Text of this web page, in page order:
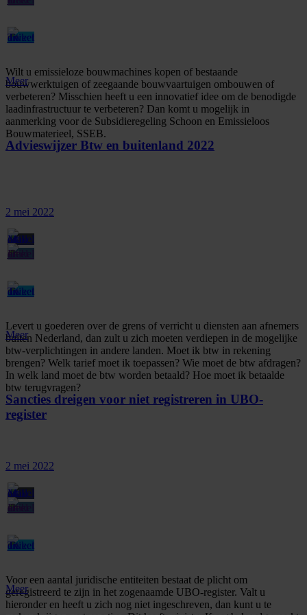
Wilt u emissieloze bouwmachines kopen of bestaande
bouwwerktuigen of zeegaande bouwvaartuigen ombouwen of
verbeteren? Misschien heeft u een innovatief idee om de benodigde
laadinfrastructuur te verbeteren? Dan komt u mogelijk in
aanmerking voor de Subsidieregeling Schoon en Emissieloos
Bouwmaterieel, SSEB.
Meer
Advieswijzer Btw en buitenland 2022
2 mei 2022
Levert u goederen over de grens of verricht u diensten aan afnemers
buiten Nederland, dan zult u zich moeten verdiepen in de mogelijke
btw-verplichtingen in andere landen. Moet ik btw in rekening
brengen? Welk tarief moet ik toepassen? Wie moet de btw afdragen?
In welk land moet de btw worden betaald? Hoe moet ik betaalde
btw terugvragen?
Meer
Sancties dreigen voor niet registreren in UBO-
register
2 mei 2022
Voor een aantal juridische entiteiten bestaat de plicht om
geregistreerd te zijn in het zogenaamde UBO-register. Valt u
hieronder en heeft u zich nog niet ingeschreven, dan kunt u te
Meer